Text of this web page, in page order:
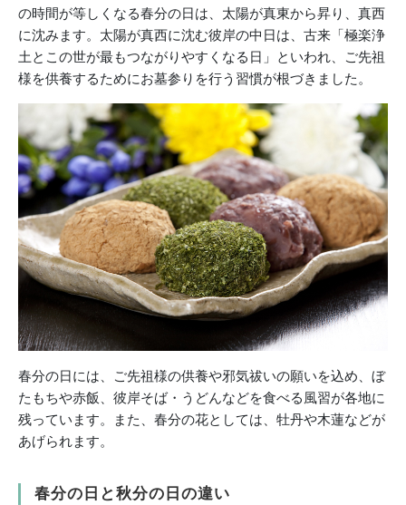
の時間が等しくなる春分の日は、太陽が真東から昇り、真西
に沈みます。太陽が真西に沈む彼岸の中日は、古来「極楽浄
土とこの世が最もつながりやすくなる日」といわれ、ご先祖
様を供養するためにお墓参りを行う習慣が根づきました。
春分の日には、ご先祖様の供養や邪気祓いの願いを込め、ぼ
たもちや赤飯、彼岸そば・うどんなどを食べる風習が各地に
残っています。また、春分の花としては、牡丹や木蓮などが
あげられます。
春分の日と秋分の日の違い